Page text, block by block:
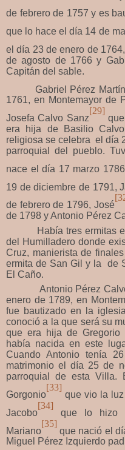
de febrero de 1757 y es
que lo hace el día 14 de
el día 23 de enero de
de agosto de 1766 y
Capitán del sable.
Gabriel Pérez Martín
1761, en Montemayor de
Josefa Calvo Sanz
[29]
era hija de Basilio
religiosa se celebra el día
parroquial del pueblo.
nace el día 17 marzo
19 de diciembre de 1791,
de febrero de 1796, José
de 1798 y Antonio Pérez
Había tres ermitas en
del Humilladero donde
Cruz, manierista de
ermita de San Gil y la de
El Caño.
Antonio Pérez
enero de 1789, en
fue bautizado en la
conoció a la que será su
que era hija de
había nacida en este
Cuando Antonio tenía
matrimonio el día 25 de
parroquial de esta Villa.
Gorgonio
[33]
que vio la
Jacobo
[34]
que lo hizo
Mariano
[35]
que nació el
Miguel Pérez Izquierdo